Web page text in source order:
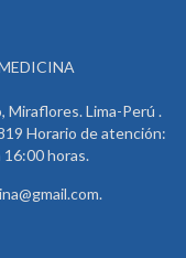
Miraflores. Lima-Perú .
Horario de atención:
16:00 horas.